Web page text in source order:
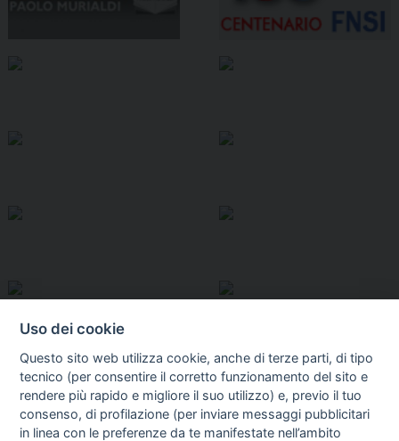
Uso dei cookie
Questo sito web utilizza cookie, anche di terze parti, di tipo
tecnico (per consentire il corretto funzionamento del sito e
rendere più rapido e migliore il suo utilizzo) e, previo il tuo
consenso, di profilazione (per inviare messaggi pubblicitari
in linea con le preferenze da te manifestate nell’ambito